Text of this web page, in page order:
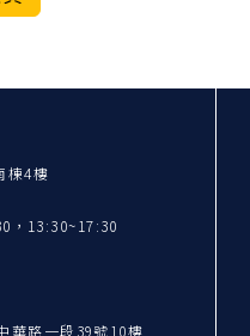
棟4樓
，13:30~17:30
華路一段39號10樓